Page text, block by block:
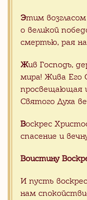
Все наши
вкладываем,
даже в
заказ на
без риска и
поставки
Хотите
знаете с
Этим
о великой
смертью, рая
Жив Господь,
мира! Жива Его
просвещающая
Святого Духа
Воскрес
спасение и
Воистину
И пусть
нам